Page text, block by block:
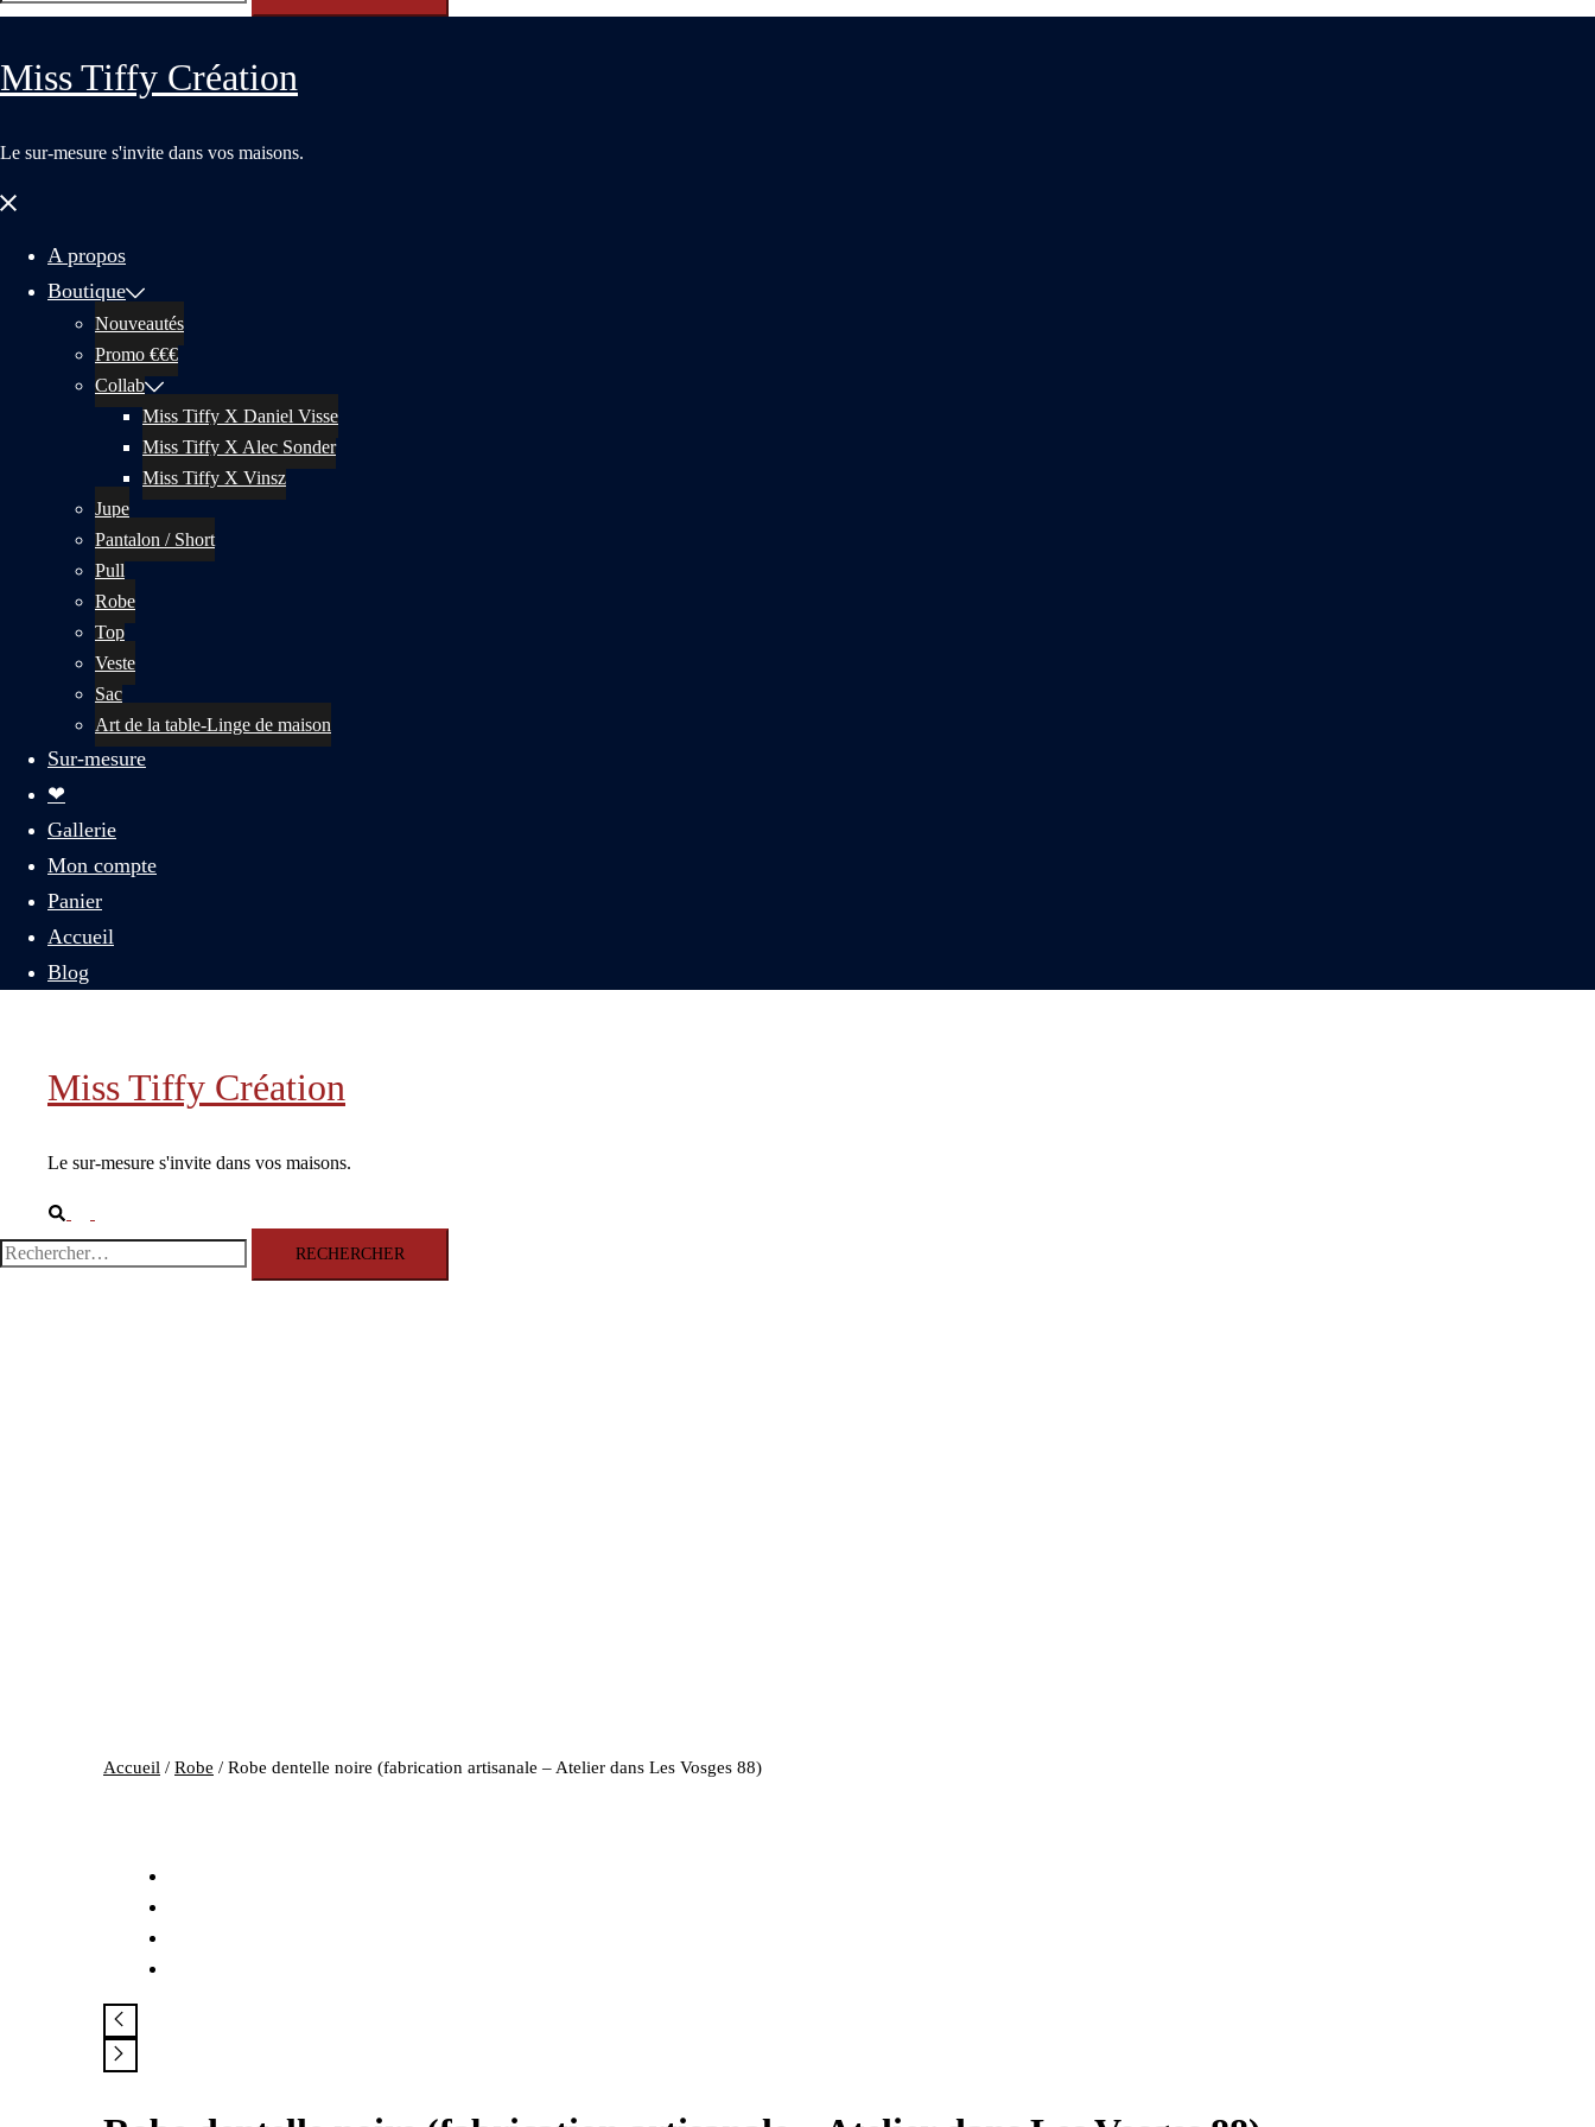
Miss Tiffy Création
Le sur-mesure s'invite dans vos maisons.
Fermer
A propos
Boutique
Nouveautés
Promo €€€
Collab
Miss Tiffy X Daniel Visse
Miss Tiffy X Alec Sonder
Miss Tiffy X Vinsz
Jupe
Pantalon / Short
Pull
Robe
Top
Veste
Sac
Art de la table-Linge de maison
Sur-mesure
❤
Gallerie
Mon compte
Panier
Accueil
Blog
Miss Tiffy Création
Le sur-mesure s'invite dans vos maisons.
Rechercher
le
menu
Rechercher :
Accueil / Robe / Robe dentelle noire (fabrication artisanale – Atelier dans Les Vosges 88)